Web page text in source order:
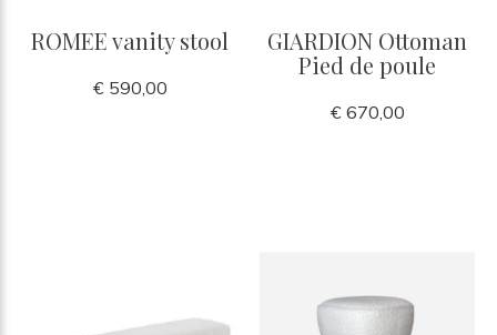
ROMEE vanity stool
€ 590,00
GIARDION Ottoman
Pied de poule
€ 670,00